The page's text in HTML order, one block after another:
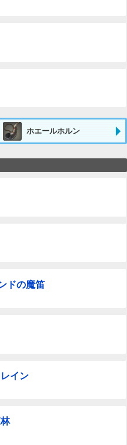
ホエールホルン
ドの魔笛
イン